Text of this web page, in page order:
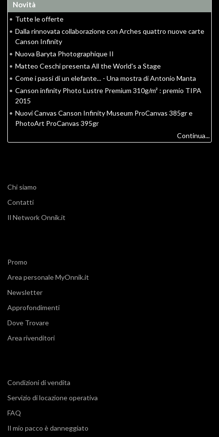
Novità
• Tutte le offerte
• Dalla rinnovata collaborazione con Arches quattro nuove carte
Canson Infinity
• Nuova Baryta Photographique II
• Matteo Ceschi presenta All the World's a Stage
• Come i passi di un elefante... - Una mostra di Antonio Manta
• Canson infinity Photo Lustre Premium 310g/m² : premio TIPA
2015
• Nuovi Canvas Canson Infinity Museum ProCanvas 385gr e
PhotoArt ProCanvas 395gr
Continua...
Chi siamo
Contatti
Il Network Onnik.it
Promo
Area personale MyOnnik.it
Newsletter
Approfondimenti
Dove Trovare
Area rivenditori
Condizioni di vendita
Servizio di locazione operativa
FAQ
Il mio pacco è danneggiato